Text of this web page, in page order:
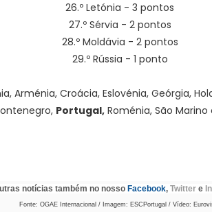
26.º Letónia - 3 pontos
27.º Sérvia - 2 pontos
28.º Moldávia - 2 pontos
29.º Rússia - 1 ponto
Arménia, Croácia, Eslovénia, Geórgia,
Portugal,Roménia, São Marino
notícias também no nosso Facebook, Twittere
Fonte: OGAE Internacional / Imagem: ESCPortugal / Vídeo: